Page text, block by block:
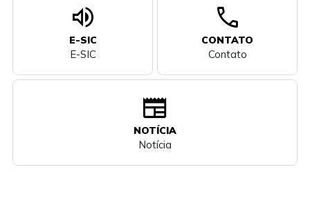
volume_up
E-SIC
E-SIC
call
CONTATO
Contato
newspaper
NOTÍCIA
Notícia